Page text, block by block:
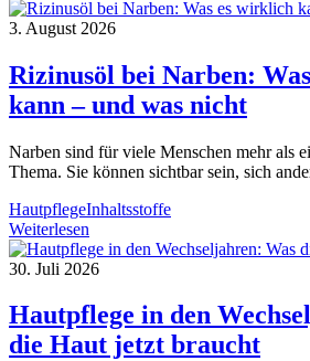
3. August 2026
Rizinusöl bei Narben:
kann – und was nicht
Narben sind für viele Menschen mehr als
Thema. Sie können sichtbar sein, sich
HautpflegeInhaltsstoffe
Weiterlesen
bei
Narben:
es
wirklich
kann
30. Juli 2026
Hautpflege in den
die Haut jetzt braucht